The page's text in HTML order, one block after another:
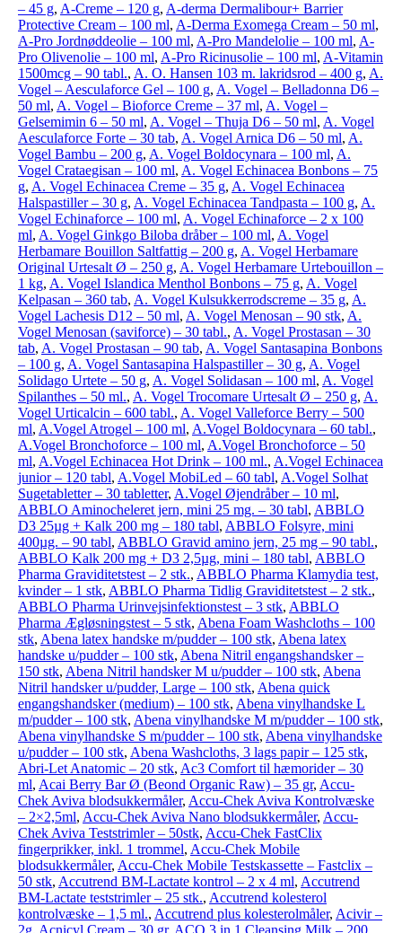
– 45 g, A-Creme – 120 g, A-derma Dermalibour+ Barrier
Protective Cream – 100 ml, A-Derma Exomega Cream – 50 ml,
A-Pro Jordnøddeolie – 100 ml, A-Pro Mandelolie – 100 ml, A-
Pro Olivenolie – 100 ml, A-Pro Ricinusolie – 100 ml, A-Vitamin
1500mcg – 90 tabl., A. O. Hansen 103 m. lakridsrod – 400 g, A.
Vogel – Aesculaforce Gel – 100 g, A. Vogel – Belladonna D6 –
50 ml, A. Vogel – Bioforce Creme – 37 ml, A. Vogel –
Gelsemimin 6 – 50 ml, A. Vogel – Thuja D6 – 50 ml, A. Vogel
Aesculaforce Forte – 30 tab, A. Vogel Arnica D6 – 50 ml, A.
Vogel Bambu – 200 g, A. Vogel Boldocynara – 100 ml, A.
Vogel Crataegisan – 100 ml, A. Vogel Echinacea Bonbons – 75
g, A. Vogel Echinacea Creme – 35 g, A. Vogel Echinacea
Halspastiller – 30 g, A. Vogel Echinacea Tandpasta – 100 g, A.
Vogel Echinaforce – 100 ml, A. Vogel Echinaforce – 2 x 100
ml, A. Vogel Ginkgo Biloba dråber – 100 ml, A. Vogel
Herbamare Bouillon Saltfattig – 200 g, A. Vogel Herbamare
Original Urtesalt Ø – 250 g, A. Vogel Herbamare Urtebouillon –
1 kg, A. Vogel Islandica Menthol Bonbons – 75 g, A. Vogel
Kelpasan – 360 tab, A. Vogel Kulsukkerrodscreme – 35 g, A.
Vogel Lachesis D12 – 50 ml, A. Vogel Menosan – 90 stk, A.
Vogel Menosan (saviforce) – 30 tabl., A. Vogel Prostasan – 30
tab, A. Vogel Prostasan – 90 tab, A. Vogel Santasapina Bonbons
– 100 g, A. Vogel Santasapina Halspastiller – 30 g, A. Vogel
Solidago Urtete – 50 g, A. Vogel Solidasan – 100 ml, A. Vogel
Spilanthes – 50 ml., A. Vogel Trocomare Urtesalt Ø – 250 g, A.
Vogel Urticalcin – 600 tabl., A. Vogel Valleforce Berry – 500
ml, A.Vogel Atrogel – 100 ml, A.Vogel Boldocynara – 60 tabl.,
A.Vogel Bronchoforce – 100 ml, A.Vogel Bronchoforce – 50
ml, A.Vogel Echinacea Hot Drink – 100 ml., A.Vogel Echinacea
junior – 120 tabl, A.Vogel MobiLed – 60 tabl, A.Vogel Solhat
Sugetabletter – 30 tabletter, A.Vogel Øjendråber – 10 ml,
ABBLO Aminocheleret jern, mini 25 mg. – 30 tabl, ABBLO
D3 25µg + Kalk 200 mg – 180 tabl, ABBLO Folsyre, mini
400µg. – 90 tabl, ABBLO Gravid amino jern, 25 mg – 90 tabl.,
ABBLO Kalk 200 mg + D3 2,5µg, mini – 180 tabl, ABBLO
Pharma Graviditetstest – 2 stk., ABBLO Pharma Klamydia test,
kvinder – 1 stk, ABBLO Pharma Tidlig Graviditetstest – 2 stk.,
ABBLO Pharma Urinvejsinfektionstest – 3 stk, ABBLO
Pharma Ægløsningstest – 5 stk, Abena Foam Washcloths – 100
stk, Abena latex handske m/pudder – 100 stk, Abena latex
handske u/pudder – 100 stk, Abena Nitril engangshandsker –
150 stk, Abena Nitril handsker M u/pudder – 100 stk, Abena
Nitril handsker u/pudder, Large – 100 stk, Abena quick
engangshandsker (medium) – 100 stk, Abena vinylhandske L
m/pudder – 100 stk, Abena vinylhandske M m/pudder – 100 stk,
Abena vinylhandske S m/pudder – 100 stk, Abena vinylhandske
u/pudder – 100 stk, Abena Washcloths, 3 lags papir – 125 stk,
Abri-Let Anatomic – 20 stk, Ac3 Comfort til hæmorider – 30
ml, Acai Berry Bar Ø (Beond Organic Raw) – 35 gr, Accu-
Chek Aviva blodsukkermåler, Accu-Chek Aviva Kontrolvæske
– 2×2,5ml, Accu-Chek Aviva Nano blodsukkermåler, Accu-
Chek Aviva Teststrimler – 50stk, Accu-Chek FastClix
fingerprikker, inkl. 1 trommel, Accu-Chek Mobile
blodsukkermåler, Accu-Chek Mobile Testskassette – Fastclix –
50 stk, Accutrend BM-Lactate kontrol – 2 x 4 ml, Accutrend
BM-Lactate teststrimler – 25 stk., Accutrend kolesterol
kontrolvæske – 1,5 ml., Accutrend plus kolesterolmåler, Acivir –
2g, Acnicyl Cream – 30 gr, ACO 3 in 1 Cleansing Milk – 200